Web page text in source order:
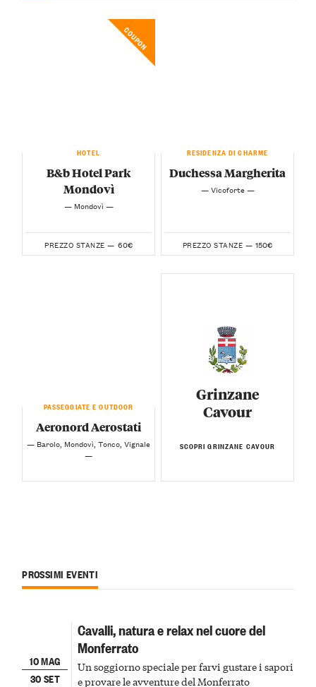
COUPON
HOTEL
B&b Hotel Park
Mondovì
— Mondovì —
PREZZO STANZE — 60€
RESIDENZA DI CHARME
Duchessa Margherita
— Vicoforte —
PREZZO STANZE — 150€
PASSEGGIATE E OUTDOOR
Aeronord Aerostati
— Barolo, Mondovì, Tonco, Vignale
—
Grinzane
Cavour
SCOPRI GRINZANE CAVOUR
PROSSIMI EVENTI
10 MAG
30 SET
Cavalli, natura e relax nel cuore del
Monferrato
Un soggiorno speciale per farvi gustare i sapori
e provare le avventure del Monferrato